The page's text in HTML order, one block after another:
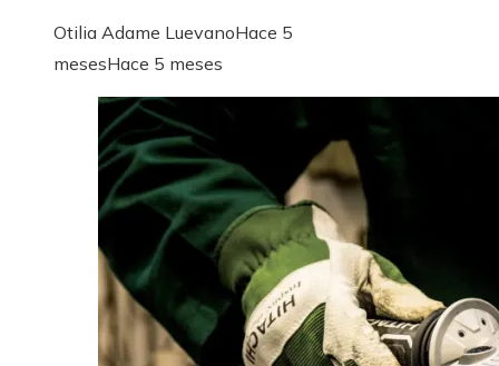
Otilia Adame LuevanoHace 5
mesesHace 5 meses